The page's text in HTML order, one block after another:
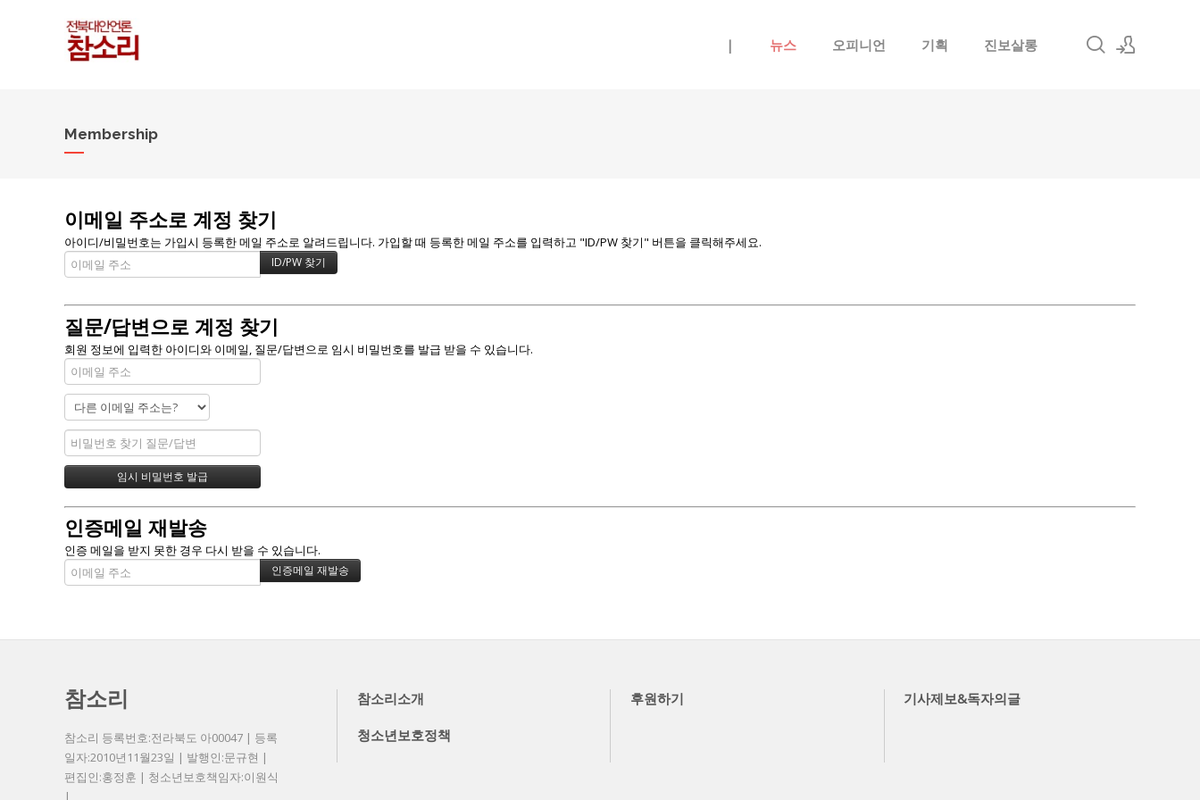
| 뉴스 오피니언 기획 진보살롱
Membership
이메일 주소로 계정 찾기
아이디/비밀번호는 가입시 등록한 메일 주소로 알려드립니다. 가입할 때 등록한 메일 주소를 입력하고 "ID/PW 찾기" 버튼을 클릭해주세요.
질문/답변으로 계정 찾기
회원 정보에 입력한 아이디와 이메일, 질문/답변으로 임시 비밀번호를 발급 받을 수 있습니다.
인증메일 재발송
인증 메일을 받지 못한 경우 다시 받을 수 있습니다.
참소리
참소리 등록번호:전라북도 아00047 | 등록
일자:2010년11월23일 | 발행인:문규현 |
편집인:홍정훈 | 청소년보호책임자:이원식
|
참소리소개 후원하기 기사제보&독자의글
청소년보호정책